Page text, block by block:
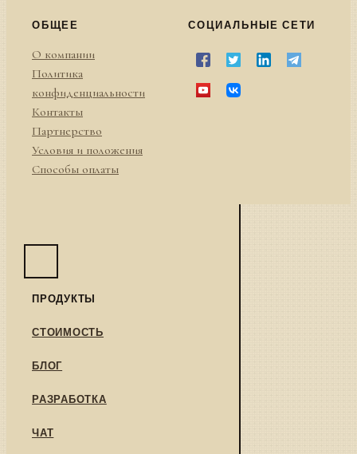
ОБЩЕЕ
О компании
Политика
конфиденциальности
Контакты
Партнерство
Условия и положения
Способы оплаты
СОЦИАЛЬНЫЕ СЕТИ
ПРОДУКТЫ
СТОИМОСТЬ
БЛОГ
РАЗРАБОТКА
ЧАТ